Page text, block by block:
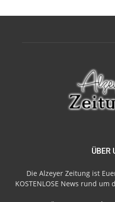
ÜBER
Die Alzeyer Zeitung ist
KOSTENLOSE News rund